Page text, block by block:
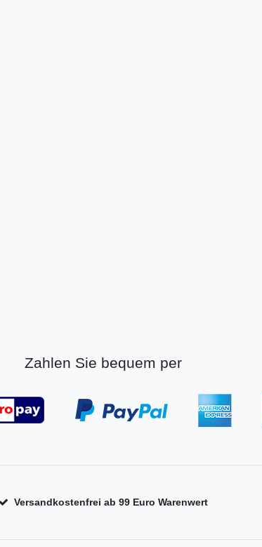
Zahlen Sie bequem per
Versandkostenfrei ab 99 Euro Warenwert